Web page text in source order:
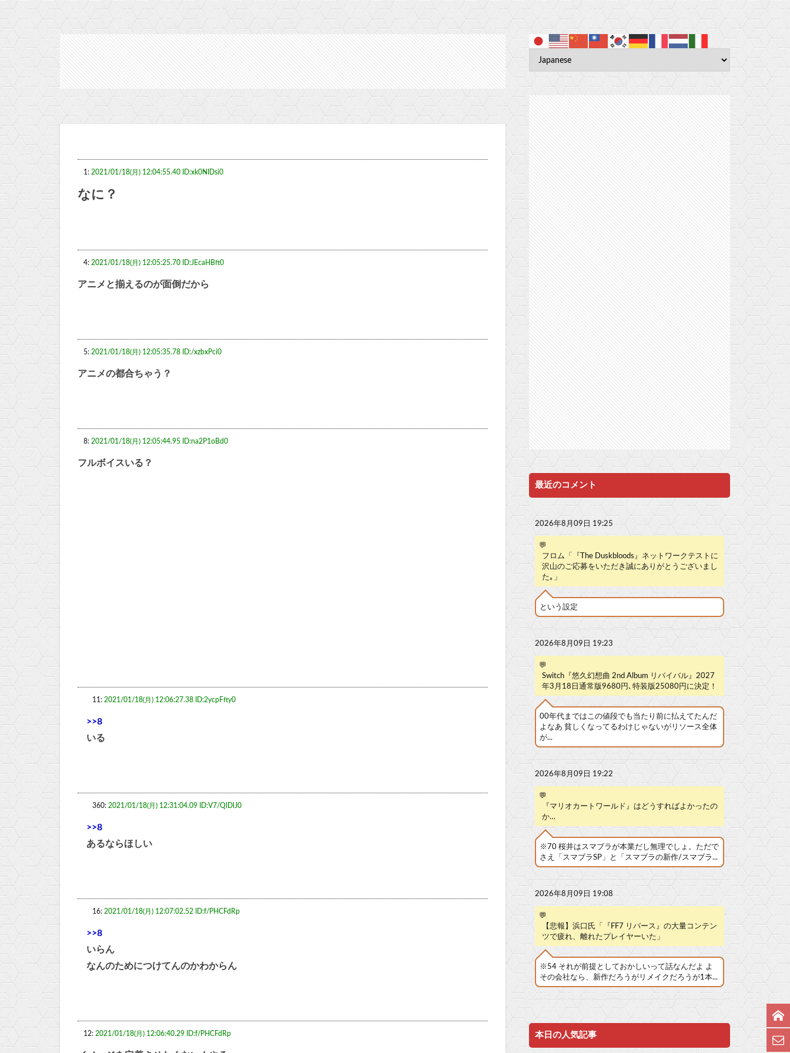
1: 2021/01/18(月) 12:04:55.40 ID:xk0NIDsi0
なに？
4: 2021/01/18(月) 12:05:25.70 ID:JEcaHBft0
アニメと揃えるのが面倒だから
5: 2021/01/18(月) 12:05:35.78 ID:/xzbxPci0
アニメの都合ちゃう？
8: 2021/01/18(月) 12:05:44.95 ID:na2P1oBd0
フルボイスいる？
11: 2021/01/18(月) 12:06:27.38 ID:2ycpFfty0
>>8
いる
360: 2021/01/18(月) 12:31:04.09 ID:V7/QlDlJ0
>>8
あるならほしい
16: 2021/01/18(月) 12:07:02.52 ID:f/PHCFdRp
>>8
いらん
なんのためにつけてんのかわからん
12: 2021/01/18(月) 12:06:40.29 ID:f/PHCFdRp
最近のコメント
2026年8月09日 19:25
💬
フロム「『The Duskbloods』ネットワークテストに
沢山のご応募をいただき誠にありがとうございまし
た｡」
という設定
2026年8月09日 19:23
💬
Switch『悠久幻想曲 2nd Album リバイバル』2027
年3月18日通常版9680円､特装版25080円に決定！
00年代まではこの値段でも当たり前に払えてたんだ
よなあ 貧しくなってるわけじゃないがリソース全体
が...
2026年8月09日 19:22
💬
『マリオカートワールド』はどうすればよかったの
か…
※70 桜井はスマブラが本業だし無理でしょ。ただで
さえ「スマブラSP」と「スマブラの新作/スマブラ...
2026年8月09日 19:08
💬
【悲報】浜口氏「『FF7 リバース』の大量コンテン
ツで疲れ、離れたプレイヤーいた」
※54 それが前提としておかしいって話なんだよ よ
その会社なら、新作だろうがリメイクだろうが1本...
本日の人気記事